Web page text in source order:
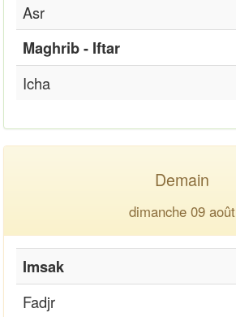
Asr
Maghrib - Iftar
Icha
Demain
dimanche 09 août
Imsak
Fadjr